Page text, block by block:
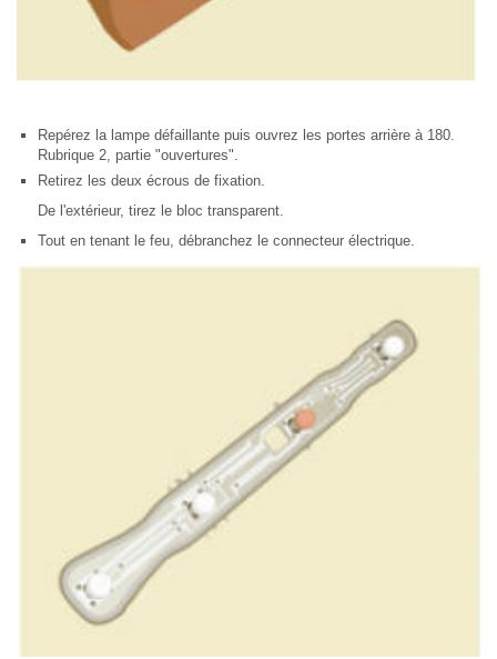
Repérez la lampe défaillante puis ouvrez les portes arrière à 180.
Rubrique 2, partie "ouvertures".
Retirez les deux écrous de fixation.
De l'extérieur, tirez le bloc transparent.
Tout en tenant le feu, débranchez le connecteur électrique.